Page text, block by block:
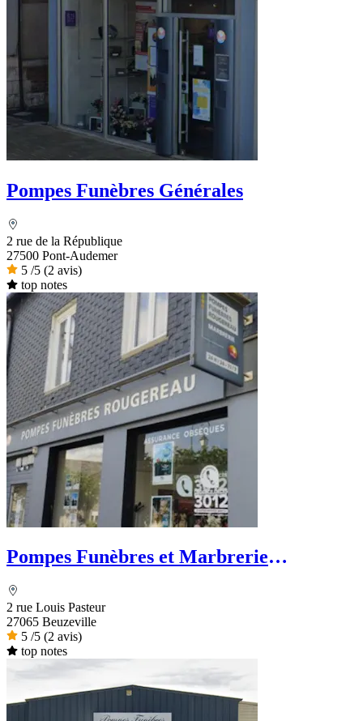
Pompes Funèbres Générales
2 rue de la République
27500 Pont-Audemer
5 /5 (2 avis)
top notes
Pompes Funèbres et Marbrerie
2 rue Louis Pasteur
27065 Beuzeville
5 /5 (2 avis)
top notes